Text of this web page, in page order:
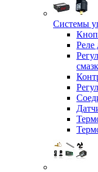
Системы
Реле